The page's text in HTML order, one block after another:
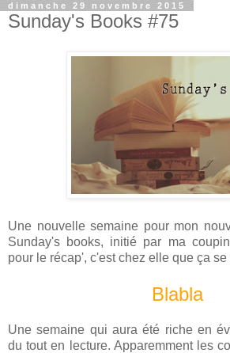
dimanche 29 novembre 2015
Sunday's Books #75
Une nouvelle semaine pour mon
Sunday's books, initié par ma
pour le récap', c'est chez elle que ça se
Blabla
Une semaine qui aura été riche en
du tout en lecture. Apparemment les